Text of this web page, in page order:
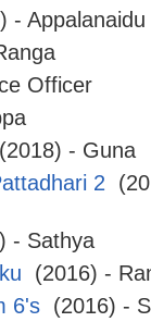
- Appalanaidu
Officer
(2018) - Guna
2
- Sathya
(2016) -
6's (2016) -